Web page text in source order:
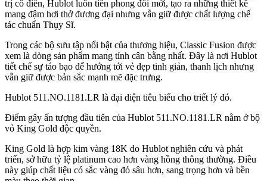
trị cổ điển, Hublot luôn tiên phong đổi mới, tạo ra những thiết kế
mang đậm hơi thở đương đại nhưng vẫn giữ được chất lượng chế
tác chuẩn Thụy Sĩ.
Trong các bộ sưu tập nổi bật của thương hiệu, Classic Fusion được
xem là dòng sản phẩm mang tính cân bằng nhất. Đây là nơi Hublot
tiết chế sự táo bạo để hướng tới vẻ đẹp tinh giản, thanh lịch nhưng
vẫn giữ được bản sắc mạnh mẽ đặc trưng.
Hublot 511.NO.1181.LR là đại diện tiêu biểu cho triết lý đó.
Điểm gây ấn tượng đầu tiên của Hublot 511.NO.1181.LR nằm ở bộ
vỏ King Gold độc quyền.
King Gold là hợp kim vàng 18K do Hublot nghiên cứu và phát
triển, sở hữu tỷ lệ platinum cao hơn vàng hồng thông thường. Điều
này giúp chất liệu có sắc vàng đỏ sâu hơn, sang trọng hơn và bền